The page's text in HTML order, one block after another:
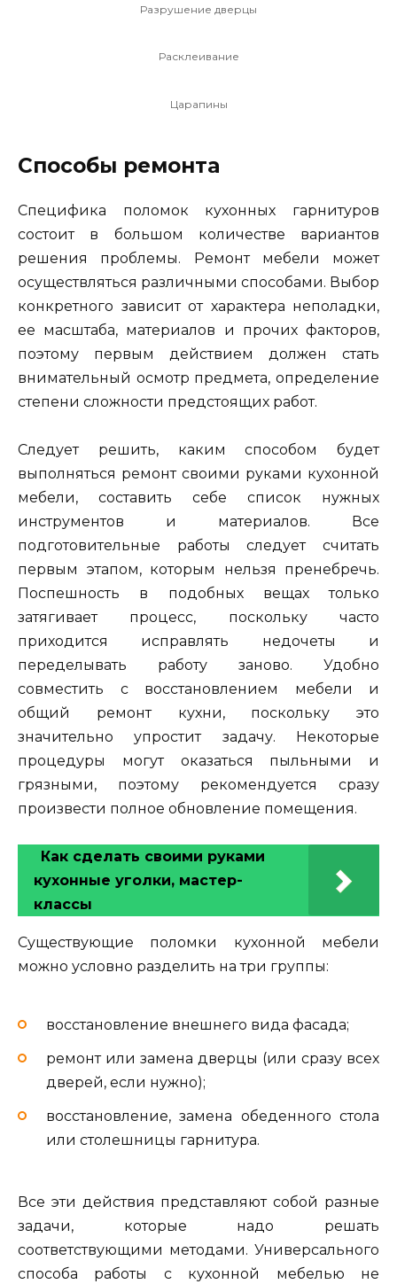
Разрушение дверцы
Расклеивание
Царапины
Способы ремонта
Специфика поломок кухонных гарнитуров
состоит в большом количестве вариантов
решения проблемы. Ремонт мебели может
осуществляться различными способами. Выбор
конкретного зависит от характера неполадки,
ее масштаба, материалов и прочих факторов,
поэтому первым действием должен стать
внимательный осмотр предмета, определение
степени сложности предстоящих работ.
Следует решить, каким способом будет
выполняться ремонт своими руками кухонной
мебели, составить себе список нужных
инструментов и материалов. Все
подготовительные работы следует считать
первым этапом, которым нельзя пренебречь.
Поспешность в подобных вещах только
затягивает процесс, поскольку часто
приходится исправлять недочеты и
переделывать работу заново. Удобно
совместить с восстановлением мебели и
общий ремонт кухни, поскольку это
значительно упростит задачу. Некоторые
процедуры могут оказаться пыльными и
грязными, поэтому рекомендуется сразу
произвести полное обновление помещения.
Как сделать своими руками
кухонные уголки, мастер-
классы
Существующие поломки кухонной мебели
можно условно разделить на три группы:
восстановление внешнего вида фасада;
ремонт или замена дверцы (или сразу всех
дверей, если нужно);
восстановление, замена обеденного стола
или столешницы гарнитура.
Все эти действия представляют собой разные
задачи, которые надо решать
соответствующими методами. Универсального
способа работы с кухонной мебелью не